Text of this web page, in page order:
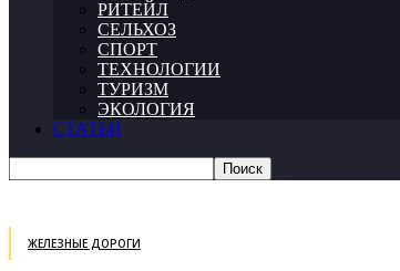
РИТЕЙЛ
СЕЛЬХОЗ
СПОРТ
ТЕХНОЛОГИИ
ТУРИЗМ
ЭКОЛОГИЯ
СТАТЬИ
ЖЕЛЕЗНЫЕ ДОРОГИ